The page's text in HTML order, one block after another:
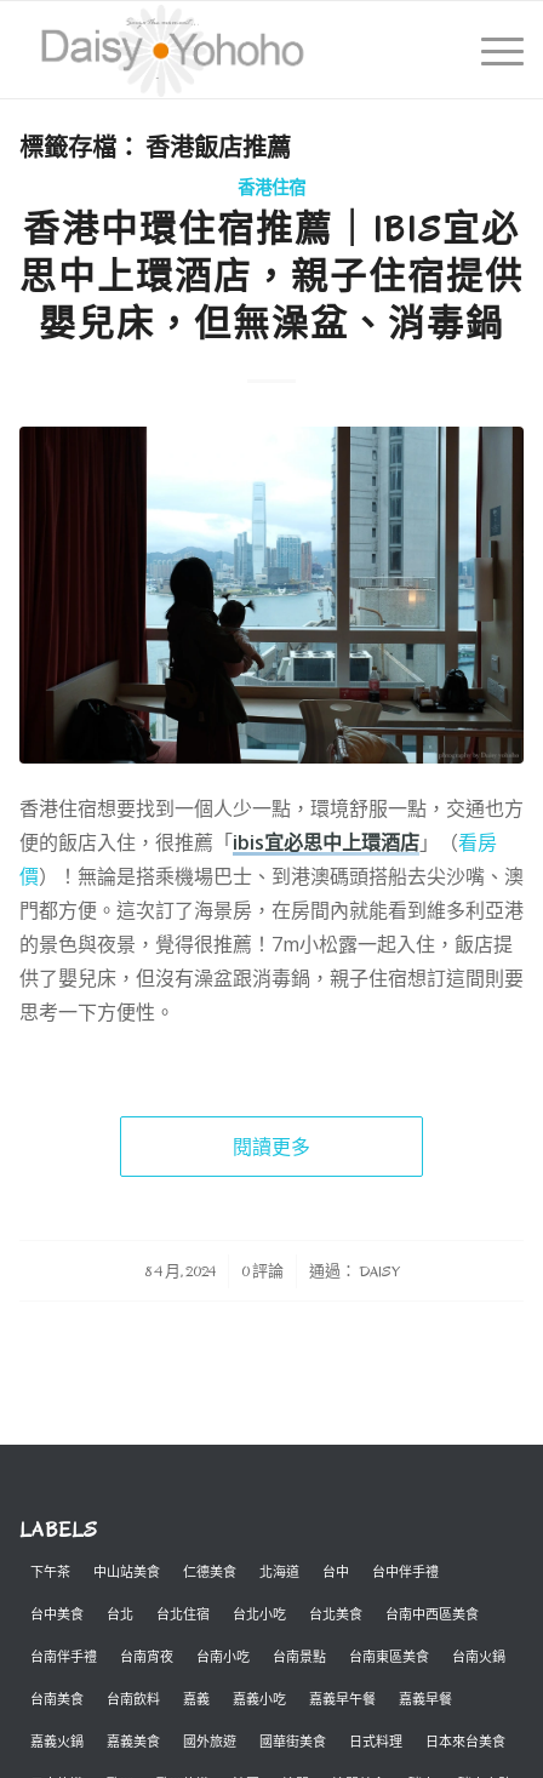
標籤存檔： 香港飯店推薦
香港住宿
香港中環住宿推薦｜IBIS宜必
思中上環酒店，親子住宿提供
嬰兒床，但無澡盆、消毒鍋
香港住宿想要找到一個人少一點，環境舒服一點，交通也方
便的飯店入住，很推薦「ibis宜必思中上環酒店」（看房
價）！無論是搭乘機場巴士、到港澳碼頭搭船去尖沙嘴、澳
門都方便。這次訂了海景房，在房間內就能看到維多利亞港
的景色與夜景，覺得很推薦！7m小松露一起入住，飯店提
供了嬰兒床，但沒有澡盆跟消毒鍋，親子住宿想訂這間則要
思考一下方便性。
閱讀更多
8 4 月, 2024
/ 0 評論 通過： DAISY
LABELS
下午茶 中山站美食 仁德美食 北海道 台中 台中伴手禮
台中美食 台北 台北住宿 台北小吃 台北美食 台南中西區美食
台南伴手禮 台南宵夜 台南小吃 台南景點 台南東區美食 台南火鍋
台南美食 台南飲料 嘉義 嘉義小吃 嘉義早午餐 嘉義早餐
嘉義火鍋 嘉義美食 國外旅遊 國華街美食 日式料理 日本來台美食